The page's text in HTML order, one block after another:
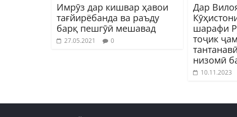
Имрӯз дар кишвар ҳавои
тағйирёбанда ва раъду
барқ пешгӯӣ мешавад
27.05.2021 0
Дар
шарафи
тоҷик
низомӣ
10.11.2023